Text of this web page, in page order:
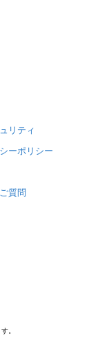
リティ
ーポリシー
質問
。